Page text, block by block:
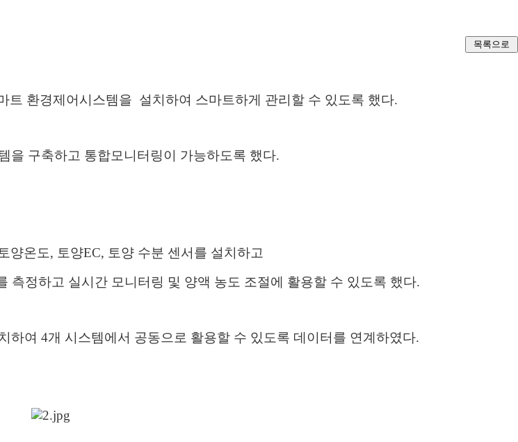
트 환경제어시스템을 설치하여 스마트하게 관리할 수 있도록 했다.
을 구축하고 통합모니터링이 가능하도록 했다.
양온도, 토양EC, 토양 수분 센서를 설치하고
측정하고 실시간 모니터링 및 양액 농도 조절에 활용할 수 있도록 했다.
하여 4개 시스템에서 공동으로 활용할 수 있도록 데이터를 연계하였다.